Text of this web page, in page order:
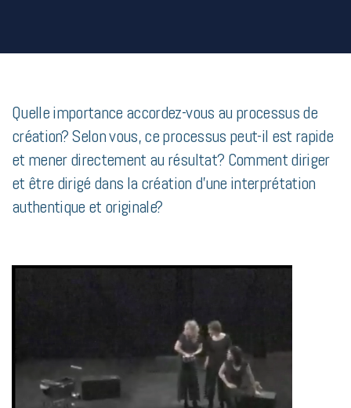
Quelle importance accordez-vous au processus de
création? Selon vous, ce processus peut-il est rapide
et mener directement au résultat? Comment diriger
et être dirigé dans la création d’une interprétation
authentique et originale?